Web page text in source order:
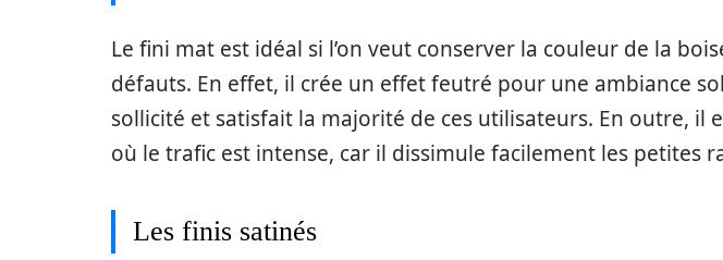
Le fini mat est idéal si l’on veut conserver la couleur de la
défauts. En effet, il crée un effet feutré pour une ambiance
sollicité et satisfait la majorité de ces utilisateurs. En outre, il
où le trafic est intense, car il dissimule facilement les petites
Les finis satinés